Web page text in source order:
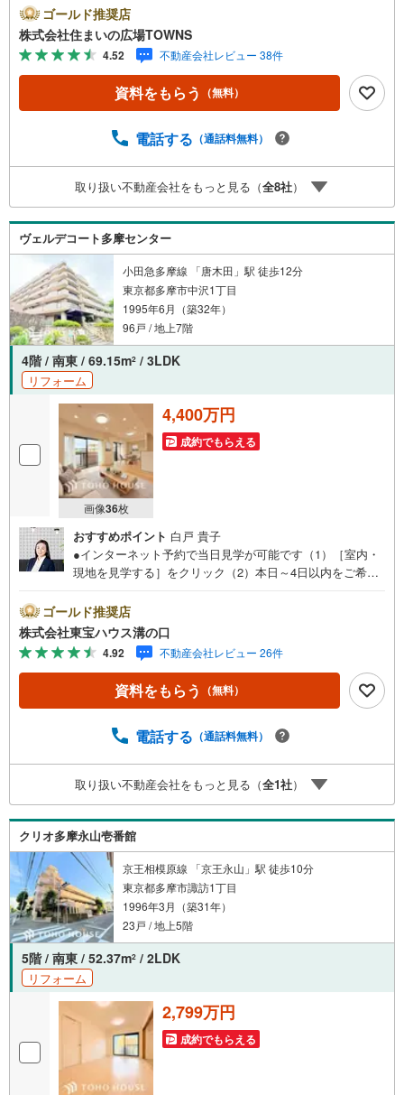
キッチン付きの物件です。専有面積71.4平米の物件で広々
してます。来客が一目でわかるTVインターホン付き。中古
でありながら、室内もきれいな一押しのマンションとなっ
ています。徒歩10分圏内に立地する物件です。【年中無休/
9:00～21:00】人気物件は特にお問い合わせが集中するた
め、お早めにお電話下さい。「室内・現地を見学する」ボ
種ご相談も承っております。○住宅ローンのご相談○ライフ
様へ経験豊富なスタッフが親身になってお客様に合った物
件をご紹介させて頂きます！ /他社様掲載物件も併せてご紹
介可能ですのでお気軽にお問い合わせ下さい♪駐車場もご
ざいますので、お車でのお越しも大歓迎です！
ゴールド推奨店
株式会社住まいの広場TOWNS
4.52 不動産会社レビュー 38件
資料をもらう （無料）
電話する （通話料無料）
取り扱い不動産会社をもっと見る（全8社）
ヴェルデコート多摩センター
小田急多摩線 「唐木田」駅 徒歩12分
東京都多摩市中沢1丁目
1995年6月（築32年）
96戸 / 地上7階
4階 / 南東 / 69.15m2 / 3LDK
リフォーム
画像36枚
4,400万円
成約でもらえる
おすすめポイント 白戸 貴子
●インターネット予約で当日見学が可能です（1）［室内・
現地を見学する］をクリック（2）本日～4日以内をご希望
い！●10:00～21:00はお電話でのお問い合わせがスムーズで
す。【Yahoo！ 不動産キャンペーン対象店舗】当店で物件
を成約するとPayPayポイントがもらえる「Yahoo！不動産
物件ご成約キャンペーン」の対象になります。「資料をも
らう」「見学予約をする」ボタンからお問い合わせくださ
い。※必ずYahoo！ JAPAN IDでログインしてください。※P
客様からのお言葉に感謝してこれからも楽しく素敵なお家
らまずは、お気軽に東宝ハウス溝の口に相談してみません
か？何も決まっていなくて大丈夫！まずはお客様の夢をお
聞かせ下さい！未来の「不安」を「安心」に変える「未来
カレンダー」もご来店時に好評です。スタッフ一同いつで
もお客様のお問合せをお待ちしております。
ゴールド推奨店
株式会社東宝ハウス溝の口
4.92 不動産会社レビュー 26件
資料をもらう （無料）
電話する （通話料無料）
取り扱い不動産会社をもっと見る（全1社）
クリオ多摩永山壱番館
京王相模原線 「京王永山」駅 徒歩10分
東京都多摩市諏訪1丁目
1996年3月（築31年）
23戸 / 地上5階
5階 / 南東 / 52.37m2 / 2LDK
リフォーム
2,799万円
成約でもらえる